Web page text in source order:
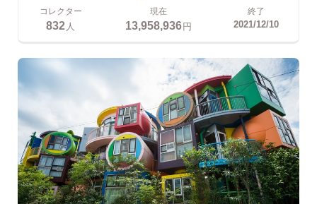
コレクター
832 人
現在
13,958,936円
終了
2021/12/10